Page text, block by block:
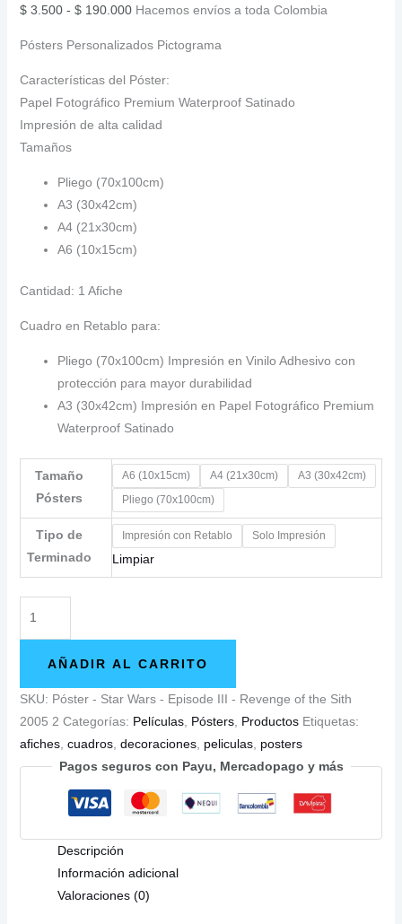
$3.500 - $190.000Rango
precios:
desde
$ 3.500
hasta
Hacemos envíos a toda Colombia
Pósters Personalizados Pictograma
Características del Póster:
Papel Fotográfico Premium Waterproof Satinado
Impresión de alta calidad
Tamaños
Pliego (70x100cm)
A3 (30x42cm)
A4 (21x30cm)
A6 (10x15cm)
Cantidad: 1 Afiche
Cuadro en Retablo para:
Pliego (70x100cm) Impresión en Vinilo Adhesivo con
protección para mayor durabilidad
A3 (30x42cm) Impresión en Papel Fotográfico Premium
Waterproof Satinado
Tamaño
Pósters
A6 (10x15cm) A4 (21x30cm)
A3 (30x42cm)
Pliego (70x100cm)
Tipo de
Terminado
Impresión con Retablo Solo Impresión
Limpiar
-
Episode
III
-
AÑADIR AL CARRITO
SKU: Póster - Star Wars - Episode III - Revenge of the Sith
2005 2 Categorías: Películas, Pósters, Productos Etiquetas:
afiches, cuadros, decoraciones, peliculas, posters
Pagos seguros con Payu, Mercadopago y más
Descripción
Información adicional
Valoraciones (0)